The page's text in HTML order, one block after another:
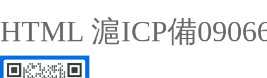
HTML 滬ICP備